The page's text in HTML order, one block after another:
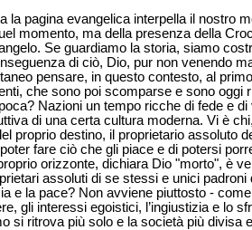
la pagina evangelica interpella il nostro
momento, ma della presenza della
Se guardiamo la storia, siamo
di ciò, Dio, pur non venendo
pensare, in questo contesto, al
che sono poi scomparse e sono
Nazioni un tempo ricche di fede e
di una certa cultura moderna. Vi è
proprio destino, il proprietario
poter fare ciò che gli piace e di potersi
orizzonte, dichiara Dio "morto", è
assoluti di se stessi e unici
e la pace? Non avviene piuttosto -
gli interessi egoistici, l’ingiustizia e lo
si ritrova più solo e la società più divisa